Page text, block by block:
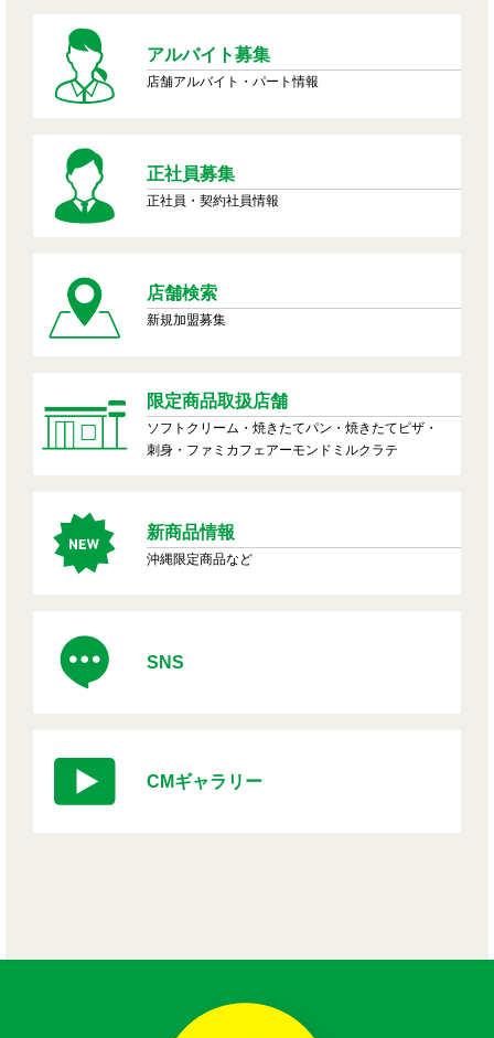
アルバイト募集
店舗アルバイト・パート情報
正社員募集
正社員・契約社員情報
店舗検索
新規加盟募集
限定商品取扱店舗
ソフトクリーム・焼きたてパン・焼きたてピザ・
刺身・ファミカフェアーモンドミルクラテ
新商品情報
沖縄限定商品など
SNS
CMギャラリー